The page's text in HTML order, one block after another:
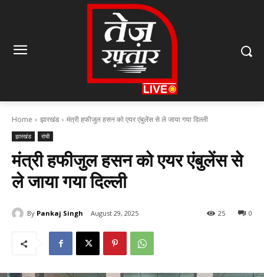
Home झारखंड मंत्री हफीजुल हसन को एयर एंबुलेंस से ले जाया गया दिल्ली
झारखंड रांची
मंत्री हफीजुल हसन को एयर एंबुलेंस से
ले जाया गया दिल्ली
By Pankaj Singh August 29, 2025 0
25